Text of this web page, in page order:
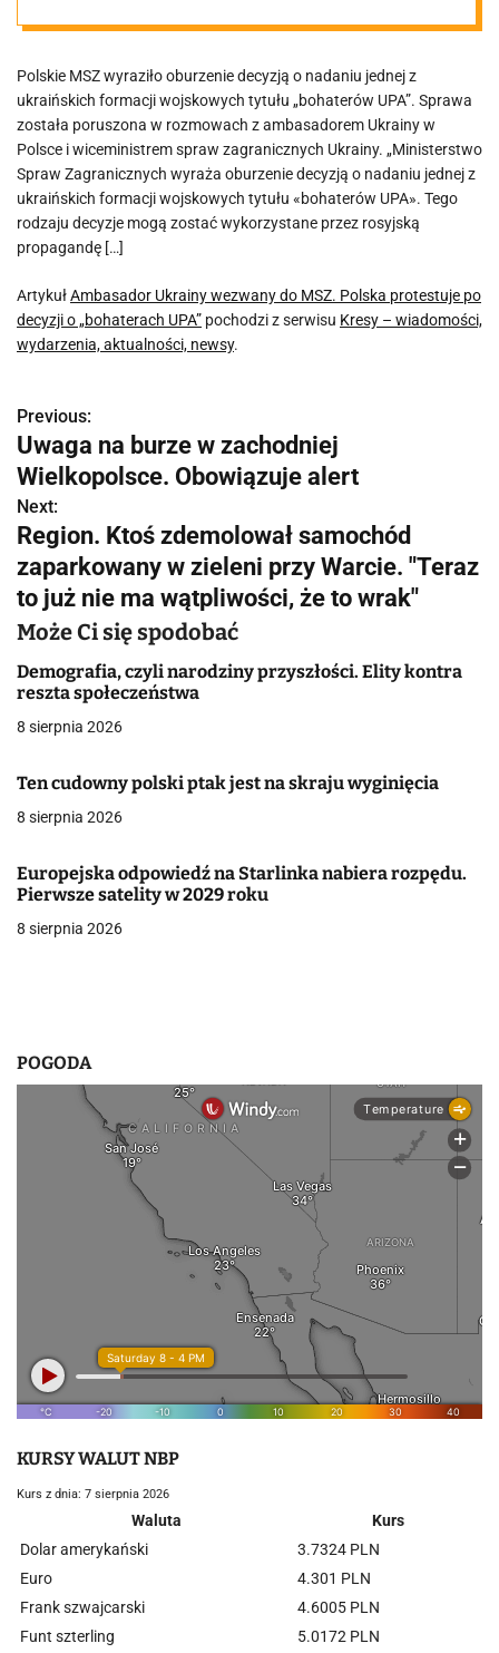
protestuje po
decyzji o
„bohaterach
UPA”
Polskie MSZ wyraziło oburzenie decyzją o nadaniu jednej z
ukraińskich formacji wojskowych tytułu „bohaterów UPA”. Sprawa
została poruszona w rozmowach z ambasadorem Ukrainy w
Polsce i wiceministrem spraw zagranicznych Ukrainy. „Ministerstwo
Spraw Zagranicznych wyraża oburzenie decyzją o nadaniu jednej z
ukraińskich formacji wojskowych tytułu «bohaterów UPA». Tego
rodzaju decyzje mogą zostać wykorzystane przez rosyjską
propagandę […]
ArtykułAmbasador Ukrainy wezwany do MSZ. Polska protestuje po
decyzji o „bohaterach UPA” pochodzi z serwisu Kresy – wiadomości,
wydarzenia, aktualności, newsy.
N
a
w
i
g
a
c
j
w
i
s
Previous:
Uwaga na burze w zachodniej
Wielkopolsce. Obowiązuje alert
Next:
Region. Ktoś zdemolował samochód
zaparkowany w zieleni przy Warcie. "Teraz
to już nie ma wątpliwości, że to wrak"
Może Ci się spodobać
Demografia, czyli narodziny przyszłości. Elity kontra
reszta społeczeństwa
8 sierpnia 2026
Ten cudowny polski ptak jest na skraju wyginięcia
8 sierpnia 2026
Europejska odpowiedź na Starlinka nabiera rozpędu.
Pierwsze satelity w 2029 roku
8 sierpnia 2026
POGODA
KURSY WALUT NBP
Kurs z dnia: 7 sierpnia 2026
Waluta
Kurs
Dolar amerykański
3.7324 PLN
Euro
4.301 PLN
Frank szwajcarski
4.6005 PLN
Funt szterling
5.0172 PLN